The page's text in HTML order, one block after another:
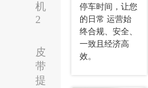
机
2
皮
带
提
停车时间，让您
的日常 运营始
终合规、安全、
一致且经济高
效。